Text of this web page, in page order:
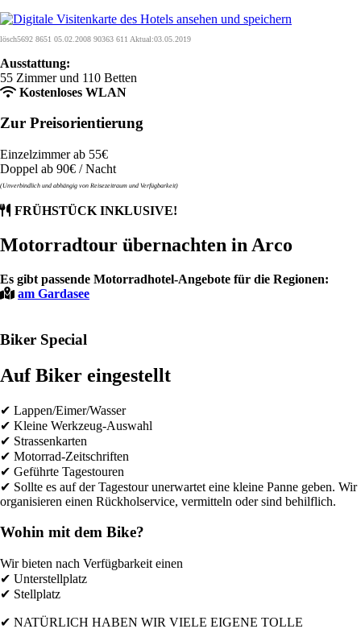
lösch5692 8651 05.02.2008 90363 611 Aktual:03.05.2019
Ausstattung:
55 Zimmer und 110 Betten
Kostenloses WLAN
Zur Preisorientierung
Einzelzimmer ab 55€
Doppel ab 90€ / Nacht
(Unverbindlich und abhängig von Reisezeitraum und Verfügbarkeit)
FRÜHSTÜCK INKLUSIVE!
Motorradtour übernachten in Arco
Es gibt passende Motorradhotel-Angebote für die Regionen:
am Gardasee
Biker Special
Auf Biker eingestellt
✔ Lappen/Eimer/Wasser
✔ Kleine Werkzeug-Auswahl
✔ Strassenkarten
✔ Motorrad-Zeitschriften
✔ Geführte Tagestouren
✔ Sollte es auf der Tagestour unerwartet eine kleine Panne geben. Wir
organisieren einen Rückholservice, vermitteln oder sind behilflich.
Wohin mit dem Bike?
Wir bieten nach Verfügbarkeit einen
✔ Unterstellplatz
✔ Stellplatz
✔ NATÜRLICH HABEN WIR VIELE EIGENE TOLLE